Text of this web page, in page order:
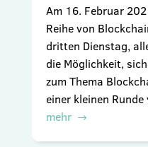
Am 16. Februar
Reihe von
dritten Dienstag,
die Möglichkeit,
zum Thema
einer kleinen Runde
mehr